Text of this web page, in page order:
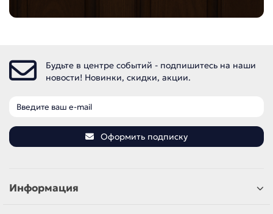
Будьте в центре событий - подпишитесь на наши
новости! Новинки, скидки, акции.
Оформить подписку
Информация